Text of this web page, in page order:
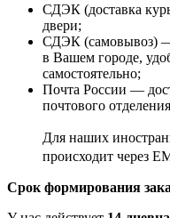
СДЭК (доставка
двери;
СДЭК (самовывоз)
в Вашем городе,
самостоятельно;
Почта России —
почтового
Для наших
происходит через
Срок формирования